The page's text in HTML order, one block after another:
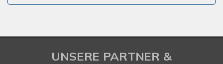
UNSERE PARTNER &